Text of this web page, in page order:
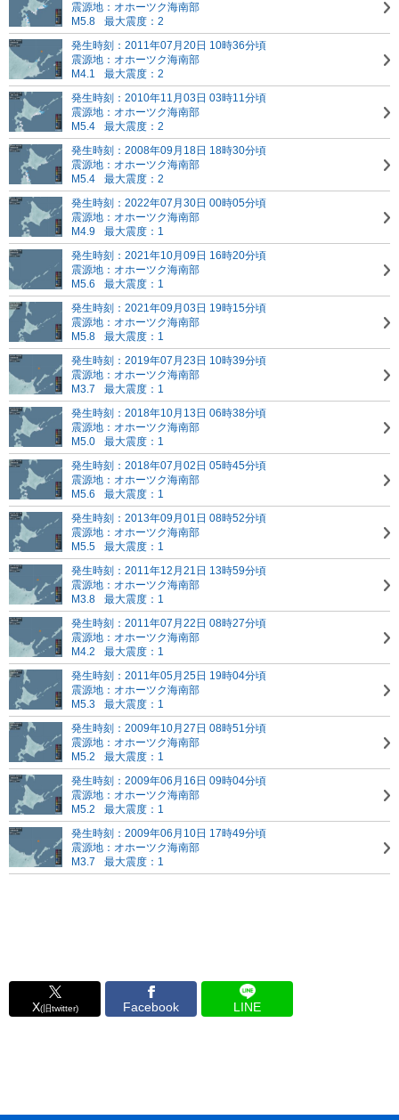
震源地：オホーツク海南部
M5.8
最大震度：2
発生時刻：2011年07月20日 10時36分頃
震源地：オホーツク海南部
M4.1
最大震度：2
発生時刻：2010年11月03日 03時11分頃
震源地：オホーツク海南部
M5.4
最大震度：2
発生時刻：2008年09月18日 18時30分頃
震源地：オホーツク海南部
M5.4
最大震度：2
発生時刻：2022年07月30日 00時05分頃
震源地：オホーツク海南部
M4.9
最大震度：1
発生時刻：2021年10月09日 16時20分頃
震源地：オホーツク海南部
M5.6
最大震度：1
発生時刻：2021年09月03日 19時15分頃
震源地：オホーツク海南部
M5.8
最大震度：1
発生時刻：2019年07月23日 10時39分頃
震源地：オホーツク海南部
M3.7
最大震度：1
発生時刻：2018年10月13日 06時38分頃
震源地：オホーツク海南部
M5.0
最大震度：1
発生時刻：2018年07月02日 05時45分頃
震源地：オホーツク海南部
M5.6
最大震度：1
発生時刻：2013年09月01日 08時52分頃
震源地：オホーツク海南部
M5.5
最大震度：1
発生時刻：2011年12月21日 13時59分頃
震源地：オホーツク海南部
M3.8
最大震度：1
発生時刻：2011年07月22日 08時27分頃
震源地：オホーツク海南部
M4.2
最大震度：1
発生時刻：2011年05月25日 19時04分頃
震源地：オホーツク海南部
M5.3
最大震度：1
発生時刻：2009年10月27日 08時51分頃
震源地：オホーツク海南部
M5.2
最大震度：1
発生時刻：2009年06月16日 09時04分頃
震源地：オホーツク海南部
M5.2
最大震度：1
発生時刻：2009年06月10日 17時49分頃
震源地：オホーツク海南部
M3.7
最大震度：1
X(旧twitter) Facebook LINE